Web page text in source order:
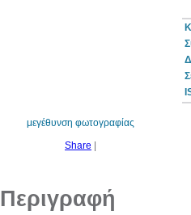
μεγέθυνση φωτογραφίας
Share
Περιγραφή